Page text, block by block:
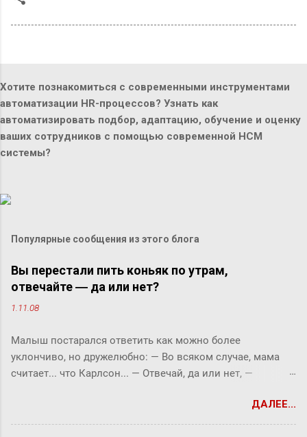
Хотите познакомиться с современными инструментами
автоматизации HR-процессов? Узнать как
автоматизировать подбор, адаптацию, обучение и оценку
ваших сотрудников с помощью современной HCM
системы?
Популярные сообщения из этого блога
Вы перестали пить коньяк по утрам,
отвечайте ― да или нет?
1.11.08
Малыш постарался ответить как можно более
уклончиво, но дружелюбно: ― Во всяком случае, мама
считает... что Карлсон... ― Отвечай, да или нет, ―
Карлсон должен у нас обедать? ― Во всяком случае, она
хотела... ― снова попытался уйти от прямого ответа
ДАЛЕЕ...